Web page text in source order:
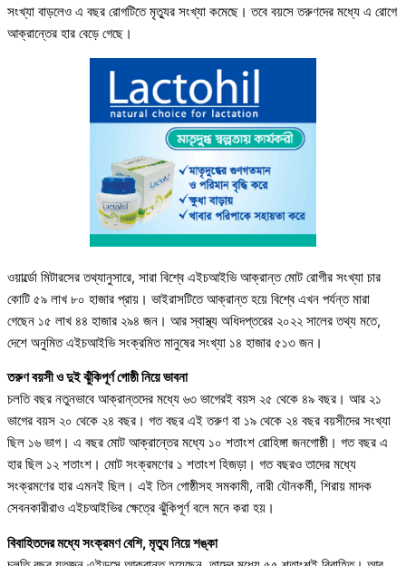
সংখ্যা বাড়লেও এ বছর রোগটিতে মৃত্যুর সংখ্যা কমেছে। তবে বয়সে তরুণদের মধ্যে এ রোগে
আক্রান্তের হার বেড়ে গেছে।
ওয়ার্ল্ডো মিটারসের তথ্যানুসারে, সারা বিশ্বে এইচআইভি আক্রান্ত মোট রোগীর সংখ্যা চার
কোটি ৫৯ লাখ ৮০ হাজার প্রায়। ভাইরাসটিতে আক্রান্ত হয়ে বিশ্বে এখন পর্যন্ত মারা
গেছেন ১৫ লাখ ৪৪ হাজার ২৯৪ জন। আর স্বাস্থ্য অধিদপ্তরের ২০২২ সালের তথ্য মতে,
দেশে অনুমিত এইচআইভি সংক্রমিত মানুষের সংখ্যা ১৪ হাজার ৫১৩ জন।
তরুণ বয়সী ও দুই ঝুঁকিপূর্ণ গোষ্ঠী নিয়ে ভাবনা
চলতি বছর নতুনভাবে আক্রান্তদের মধ্যে ৬৩ ভাগেরই বয়স ২৫ থেকে ৪৯ বছর। আর ২১
ভাগের বয়স ২০ থেকে ২৪ বছর। গত বছর এই তরুণ বা ১৯ থেকে ২৪ বছর বয়সীদের সংখ্যা
ছিল ১৬ ভাগ। এ বছর মোট আক্রান্তের মধ্যে ১০ শতাংশ রোহিঙ্গা জনগোষ্ঠী। গত বছর এ
হার ছিল ১২ শতাংশ। মোট সংক্রমণের ১ শতাংশ হিজড়া। গত বছরও তাদের মধ্যে
সংক্রমণের হার এমনই ছিল। এই তিন গোষ্ঠীসহ সমকামী, নারী যৌনকর্মী, শিরায় মাদক
সেবনকারীরাও এইচআইভির ক্ষেত্রে ঝুঁকিপূর্ণ বলে মনে করা হয়।
বিবাহিতদের মধ্যে সংক্রমণ বেশি, মৃত্যু নিয়ে শঙ্কা